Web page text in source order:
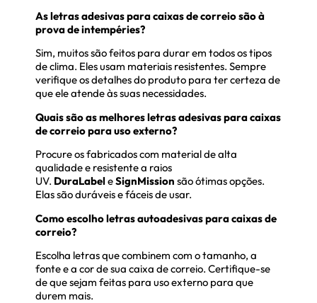
As letras adesivas para caixas de correio são à
prova de intempéries?
Sim, muitos são feitos para durar em todos os tipos
de clima. Eles usam materiais resistentes. Sempre
verifique os detalhes do produto para ter certeza de
que ele atende às suas necessidades.
Quais são as melhores letras adesivas para caixas
de correio para uso externo?
Procure os fabricados com material de alta
qualidade e resistente a raios
UV. DuraLabeleSignMission são ótimas opções.
Elas são duráveis e fáceis de usar.
Como escolho letras autoadesivas para caixas de
correio?
Escolha letras que combinem com o tamanho, a
fonte e a cor de sua caixa de correio. Certifique-se
de que sejam feitas para uso externo para que
durem mais.